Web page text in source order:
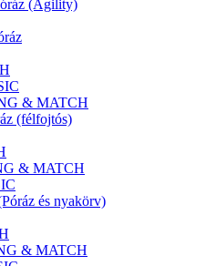
(Agility)
& MATCH
(félfojtós)
& MATCH
és nyakörv)
& MATCH